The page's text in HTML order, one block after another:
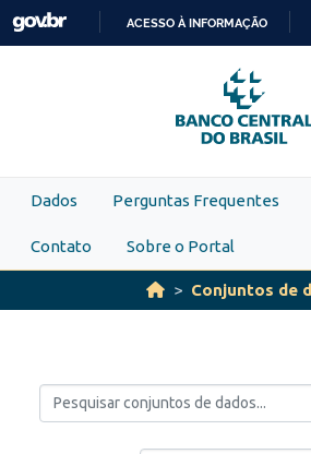
Skip to main content
PARA
O
CONTEÚDO
ACESSO À INFORMAÇÃO
Dados Perguntas Frequentes
Contato Sobre o Portal
Conjuntos de